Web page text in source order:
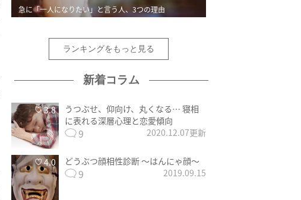
急に「一人になりたい」と言う人、3つの理由
ランキングをもっと見る
新着コラム
3.8
うつぶせ、仰向け、丸くなる… 寝相
に表れる深層心理と恋愛傾向
9 2020.12.07更新
4.0 どうぶつ顔相性診断 〜はんにゃ顔〜
9 2019.09.15